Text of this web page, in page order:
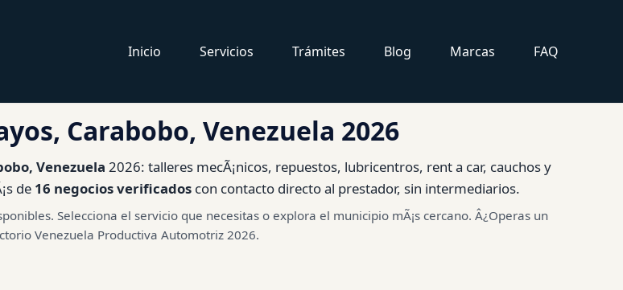
Inicio
Servicios Trámites Blog Marcas FAQ
Carabobo, Venezuela 2026
Venezuela 2026: talleres mecÃ¡nicos, repuestos, lubricentros, rent a car, cauchos y
de 16 negocios verificados con contacto directo al prestador, sin intermediarios.
Selecciona el servicio que necesitas o explora el municipio mÃ¡s cercano. Â¿Operas un
Venezuela Productiva Automotriz 2026.